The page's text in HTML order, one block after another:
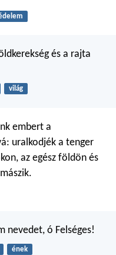
és a rajta
világ
embert a
uralkodjék a tenger
az egész földön és
nevedet, ó Felséges!
ének